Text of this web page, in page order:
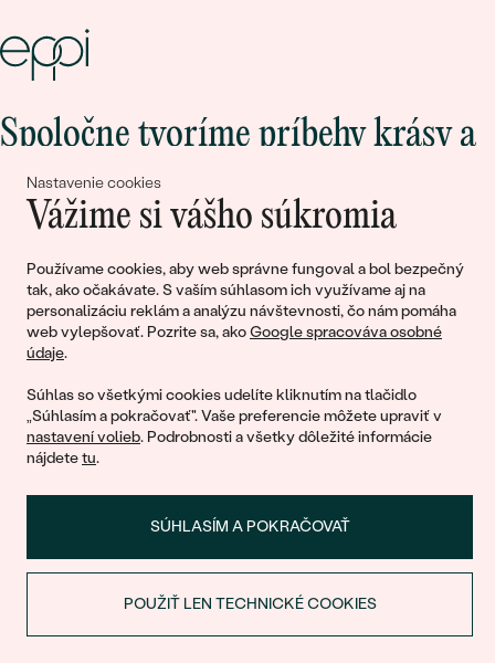
Nastavenie cookies
Vážime si vášho súkromia
Používame cookies, aby web správne fungoval a bol bezpečný
tak, ako očakávate. S vaším súhlasom ich využívame aj na
personalizáciu reklám a analýzu návštevnosti, čo nám pomáha
web vylepšovať. Pozrite sa, akoGoogle spracováva osobné
údaje.
Súhlas so všetkými cookies udelíte kliknutím na tlačidlo
„Súhlasím a pokračovať". Vaše preferencie môžete upraviť v
nastavení volieb. Podrobnosti a všetky dôležité informácie
nájdetetu.
SÚHLASÍM A POKRAČOVAŤ
POUŽIŤ LEN TECHNICKÉ COOKIES
Spoločne tvoríme príbehy krásy a
lásky
© 2011 - 2026, Eppi.sk
ZĽAVA NA PRVÝ NÁKUP